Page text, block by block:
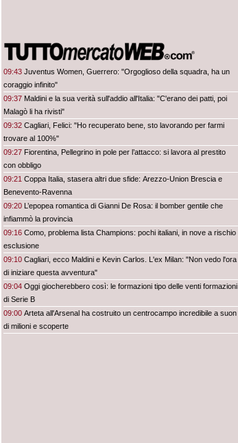
09:43 Juventus Women, Guerrero: "Orgoglioso della squadra, ha un
coraggio infinito"
09:37 Maldini e la sua verità sull'addio all'Italia: "C'erano dei patti, poi
Malagò li ha rivisti"
09:32 Cagliari, Felici: "Ho recuperato bene, sto lavorando per farmi
trovare al 100%"
09:27 Fiorentina, Pellegrino in pole per l’attacco: si lavora al prestito
con obbligo
09:21 Coppa Italia, stasera altri due sfide: Arezzo-Union Brescia e
Benevento-Ravenna
09:20 L’epopea romantica di Gianni De Rosa: il bomber gentile che
infiammò la provincia
09:16 Como, problema lista Champions: pochi italiani, in nove a rischio
esclusione
09:10 Cagliari, ecco Maldini e Kevin Carlos. L'ex Milan: "Non vedo l'ora
di iniziare questa avventura"
09:04 Oggi giocherebbero così: le formazioni tipo delle venti formazioni
di Serie B
09:00 Arteta all'Arsenal ha costruito un centrocampo incredibile a suon
di milioni e scoperte